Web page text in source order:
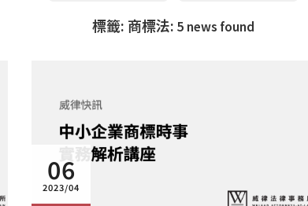
標籤: 商標法: 5 news found
06
2023/04